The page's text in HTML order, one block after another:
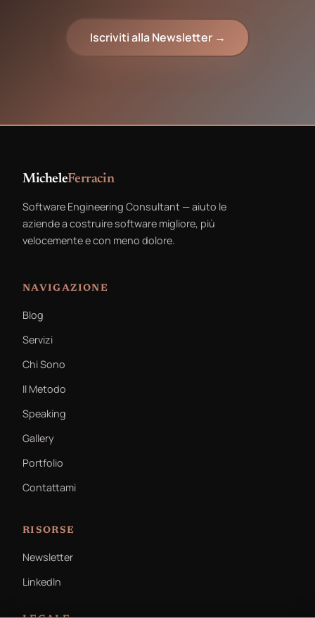
Iscriviti alla Newsletter →
MicheleFerracin
Software Engineering Consultant — aiuto le
aziende a costruire software migliore, più
velocemente e con meno dolore.
NAVIGAZIONE
Blog
Servizi
Chi Sono
Il Metodo
Speaking
Gallery
Portfolio
Contattami
RISORSE
Newsletter
LinkedIn